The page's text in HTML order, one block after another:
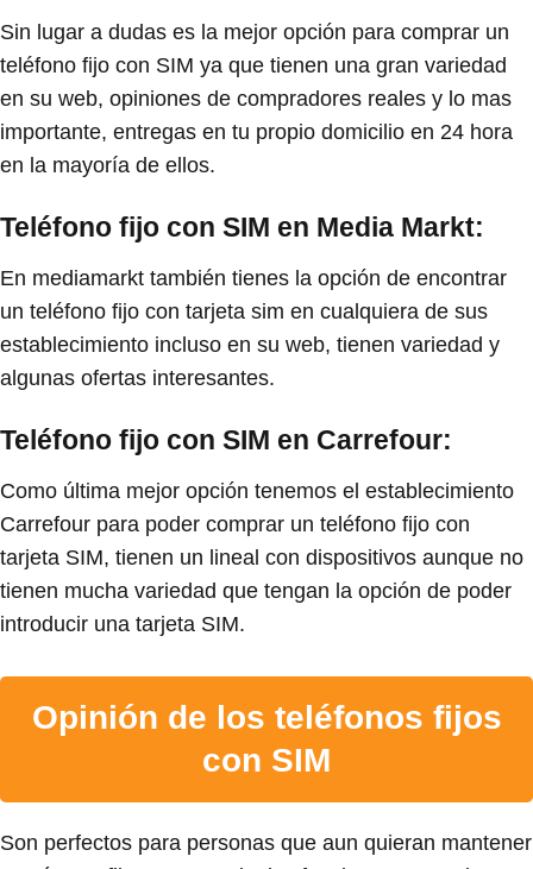
Sin lugar a dudas es la mejor opción para comprar un
teléfono fijo con SIM ya que tienen una gran variedad
en su web, opiniones de compradores reales y lo mas
importante, entregas en tu propio domicilio en 24 hora
en la mayoría de ellos.
Teléfono fijo con SIM en Media Markt:
En mediamarkt también tienes la opción de encontrar
un teléfono fijo con tarjeta sim en cualquiera de sus
establecimiento incluso en su web, tienen variedad y
algunas ofertas interesantes.
Teléfono fijo con SIM en Carrefour:
Como última mejor opción tenemos el establecimiento
Carrefour para poder comprar un teléfono fijo con
tarjeta SIM, tienen un lineal con dispositivos aunque no
tienen mucha variedad que tengan la opción de poder
introducir una tarjeta SIM.
Opinión de los teléfonos fijos
con SIM
Son perfectos para personas que aun quieran mantener